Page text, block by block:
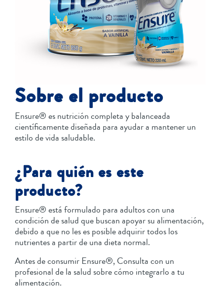
Sobre el producto
Ensure® es nutrición completa y balanceada
científicamente diseñada para ayudar a mantener un
estilo de vida saludable.
¿Para quién es este
producto?
Ensure® está formulado para adultos con una
condición de salud que buscan apoyar su alimentación,
debido a que no les es posible adquirir todos los
nutrientes a partir de una dieta normal.
Antes de consumir Ensure®, Consulta con un
profesional de la salud sobre cómo integrarlo a tu
alimentación.